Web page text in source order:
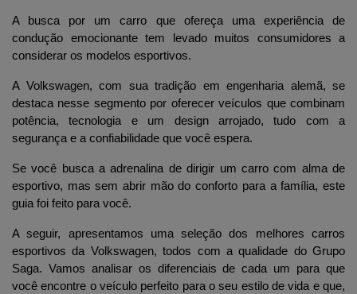
A busca por um carro que ofereça uma experiência de
condução emocionante tem levado muitos consumidores a
considerar os modelos esportivos.
A Volkswagen, com sua tradição em engenharia alemã, se
destaca nesse segmento por oferecer veículos que combinam
potência, tecnologia e um design arrojado, tudo com a
segurança e a confiabilidade que você espera.
Se você busca a adrenalina de dirigir um carro com alma de
esportivo, mas sem abrir mão do conforto para a família, este
guia foi feito para você.
A seguir, apresentamos uma seleção dos melhores carros
esportivos da Volkswagen, todos com a qualidade do Grupo
Saga. Vamos analisar os diferenciais de cada um para que
você encontre o veículo perfeito para o seu estilo de vida e que,